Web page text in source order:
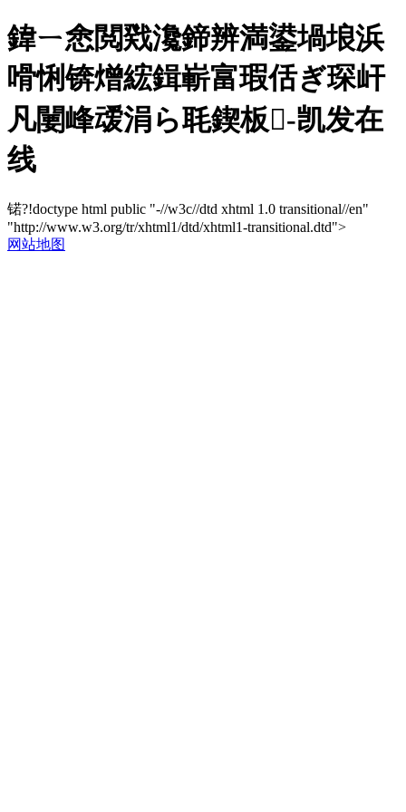
鍏ㄧ悆閲戣瀺鍗辨満鍙堝埌浜
嗗悧锛熷綋鍓嶄富瑕佸ぎ琛屽
凡闄峰叆涓ら毦鍥板-凯发在
线
锘?!doctype html public "-//w3c//dtd xhtml 1.0 transitional//en"
"http://www.w3.org/tr/xhtml1/dtd/xhtml1-transitional.dtd">
网站地图